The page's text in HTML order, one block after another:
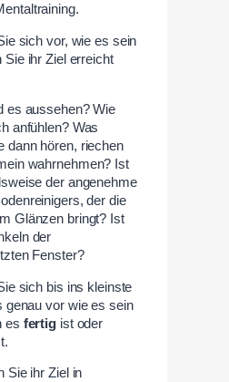
sich vor, wie es sein
Sie ihr Ziel erreicht
es aussehen? Wie
anfühlen? Was
dann hören, riechen
wahrnehmen? Ist
der angenehme
der die
Glänzen bringt? Ist
der
Fenster?
sich bis ins kleinste
genau vor wie es sein
es fertig ist oder
Sie ihr Ziel in